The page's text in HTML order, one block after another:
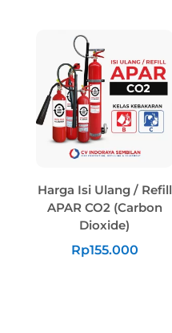
Harga Isi Ulang / Refill
APAR CO2 (Carbon
Dioxide)
Rp155.000